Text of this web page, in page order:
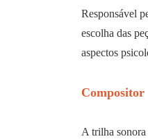
Responsável
escolha das
aspectos
Compositor
A trilha sonora